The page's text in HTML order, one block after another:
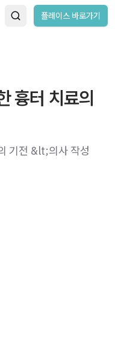
플레이스 바로가기
흉터 치료의
기전 &lt;의사 작성